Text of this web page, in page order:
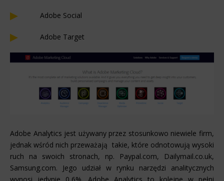
Adobe Social
Adobe Target
Adobe Analytics jest używany przez stosunkowo niewiele firm,
jednak wśród nich przeważają takie, które odnotowują wysoki
ruch na swoich stronach, np. Paypal.com, Dailymail.co.uk,
Samsung.com. Jego udział w rynku narzędzi analitycznych